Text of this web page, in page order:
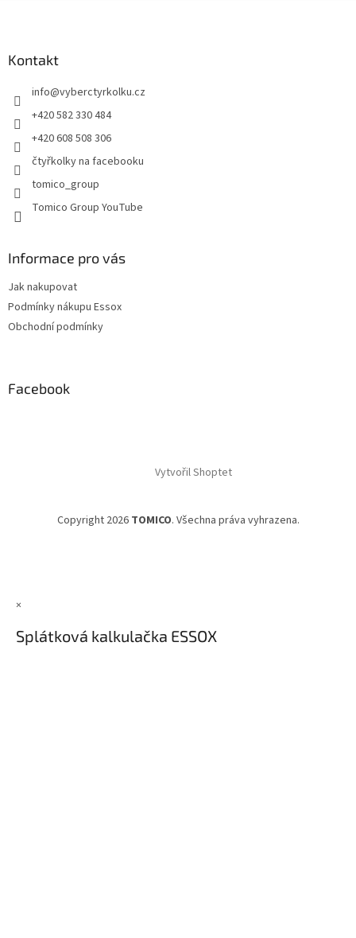
Kontakt
info@vyberctyrkolku.cz
+420 582 330 484
+420 608 508 306
čtyřkolky na facebooku
tomico_group
Tomico Group YouTube
Informace pro vás
Jak nakupovat
Podmínky nákupu Essox
Obchodní podmínky
Facebook
Vytvořil Shoptet
Copyright 2026 TOMICO. Všechna práva vyhrazena.
×
Splátková kalkulačka ESSOX